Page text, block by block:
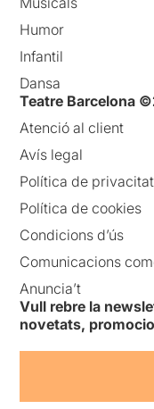
Humor
Infantil
Dansa
Teatre Barcelona
Atenció al client
Avís legal
Política de privacitat
Política de cookies
Condicions d’ús
Comunicacions
Anuncia’t
Vull rebre la
novetats,